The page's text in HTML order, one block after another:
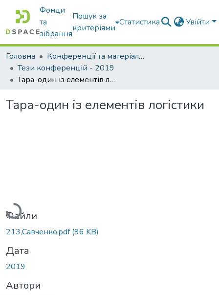
Фонди
та
зібрання
Пошук за
критеріями
Статистика Увійти
Головна
Конференції та матеріали конференцій
Тези конференцій - 2019
Тара-один із елементів логістики
Тара-один із елементів логістики
Вантажиться...
Файли
213,Савченко.pdf(96 KB)
Дата
2019
Автори